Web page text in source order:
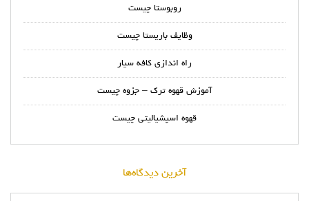
روبوستا چیست
وظایف باریستا چیست
راه اندازی کافه سیار
آموزش قهوه ترک – جزوه چیست
قهوه اسپشیالیتی چیست
آخرین دیدگاه‌ها